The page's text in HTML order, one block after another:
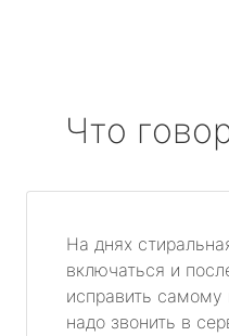
Что
На днях
включаться и
исправить
надо звонить в